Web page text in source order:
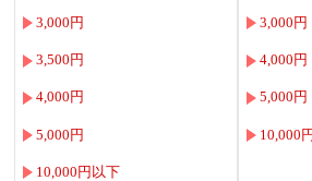
3,000円
3,500円
4,000円
5,000円
10,000円以下
3,000円
4,000円
5,000円
10,000